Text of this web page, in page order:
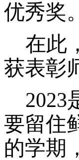
优秀奖。
在此
获表彰
2023
要留住
的学期